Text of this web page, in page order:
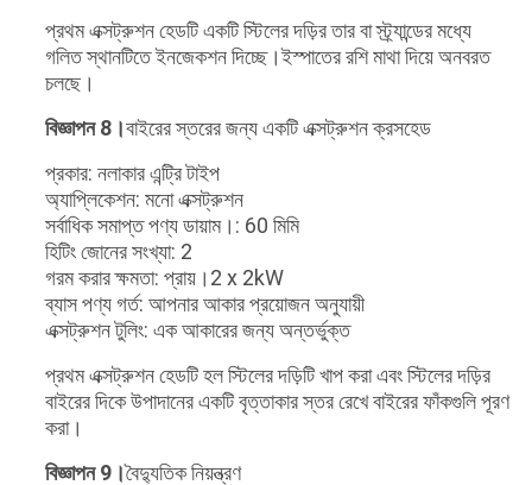
প্রথম এক্সট্রুশন হেডটি একটি স্টিলের দড়ির তার বা স্ট্র্যান্ডের মধ্যে
গলিত স্থানটিতে ইনজেকশন দিচ্ছে।ইস্পাতের রশি মাথা দিয়ে অনবরত
চলছে।
বিজ্ঞাপন 8।বাইরের স্তরের জন্য একটি এক্সট্রুশন ক্রসহেড
প্রকার: নলাকার এন্ট্রি টাইপ
অ্যাপ্লিকেশন: মনো এক্সট্রুশন
সর্বাধিক সমাপ্ত পণ্য ডায়াম।: 60 মিমি
হিটিং জোনের সংখ্যা: 2
গরম করার ক্ষমতা: প্রায়।2 x 2kW
ব্যাস পণ্য গর্ত: আপনার আকার প্রয়োজন অনুযায়ী
এক্সট্রুশন টুলিং: এক আকারের জন্য অন্তর্ভুক্ত
প্রথম এক্সট্রুশন হেডটি হল স্টিলের দড়িটি খাপ করা এবং স্টিলের দড়ির
বাইরের দিকে উপাদানের একটি বৃত্তাকার স্তর রেখে বাইরের ফাঁকগুলি পূরণ
করা।
বিজ্ঞাপন 9।বৈদ্যুতিক নিয়ন্ত্রণ